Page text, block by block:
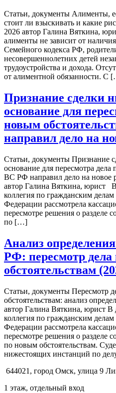
Статьи, документы Алименты,
стоит ли взыскивать и какие
2026 автор Галина Вяткина,
алименты не зависит от
Семейного кодекса РФ,
несовершеннолетних детей
трудоустройства и дохода.
от алиментной обязанности. С
Признание сделки
основание для
новым
направил дело на
Статьи, документы Признание
основание для пересмотра дела
ВС РФ направил дело на новое
автор Галина Вяткина, юрист
коллегия по гражданским
Федерации рассмотрела
пересмотре решения о разделе
по […]
Анализ
РФ: пересмотр
обстоятельствам
Статьи, документы Пересмотр
обстоятельствам: анализ
автор Галина Вяткина, юрист В
коллегия по гражданским
Федерации рассмотрела
пересмотре решения о разделе
по новым обстоятельствам.
нижестоящих инстанций по
644021, город Омск, улица 9
1 этаж, отдельный вход